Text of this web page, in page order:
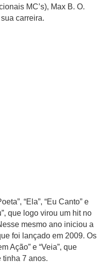
MC’s), Max B. O.
carreira.
“Ela”, “Eu Canto” e
que logo virou um hit no
mesmo ano iniciou a
foi lançado em 2009. Os
Ação” e “Veia”, que
tinha 7 anos.